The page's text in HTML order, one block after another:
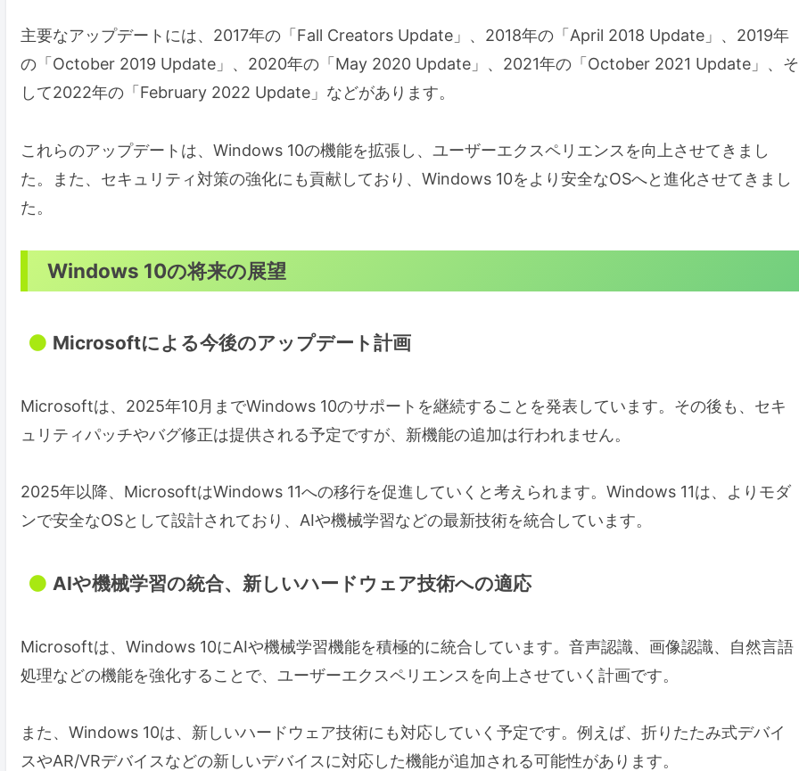
主要なアップデートには、2017年の「Fall Creators Update」、2018年の「April 2018 Update」、2019年
の「October 2019 Update」、2020年の「May 2020 Update」、2021年の「October 2021 Update」、そ
して2022年の「February 2022 Update」などがあります。
これらのアップデートは、Windows 10の機能を拡張し、ユーザーエクスペリエンスを向上させてきまし
た。また、セキュリティ対策の強化にも貢献しており、Windows 10をより安全なOSへと進化させてきまし
た。
Windows 10の将来の展望
Microsoftによる今後のアップデート計画
Microsoftは、2025年10月までWindows 10のサポートを継続することを発表しています。その後も、セキ
ュリティパッチやバグ修正は提供される予定ですが、新機能の追加は行われません。
2025年以降、MicrosoftはWindows 11への移行を促進していくと考えられます。Windows 11は、よりモダ
ンで安全なOSとして設計されており、AIや機械学習などの最新技術を統合しています。
AIや機械学習の統合、新しいハードウェア技術への適応
Microsoftは、Windows 10にAIや機械学習機能を積極的に統合しています。音声認識、画像認識、自然言語
処理などの機能を強化することで、ユーザーエクスペリエンスを向上させていく計画です。
また、Windows 10は、新しいハードウェア技術にも対応していく予定です。例えば、折りたたみ式デバイ
スやAR/VRデバイスなどの新しいデバイスに対応した機能が追加される可能性があります。